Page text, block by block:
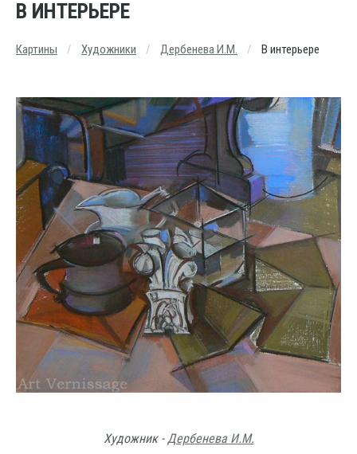
В ИНТЕРЬЕРЕ
Картины Художники Дербенева И.М. В интерьере
Художник - Дербенева И.М.